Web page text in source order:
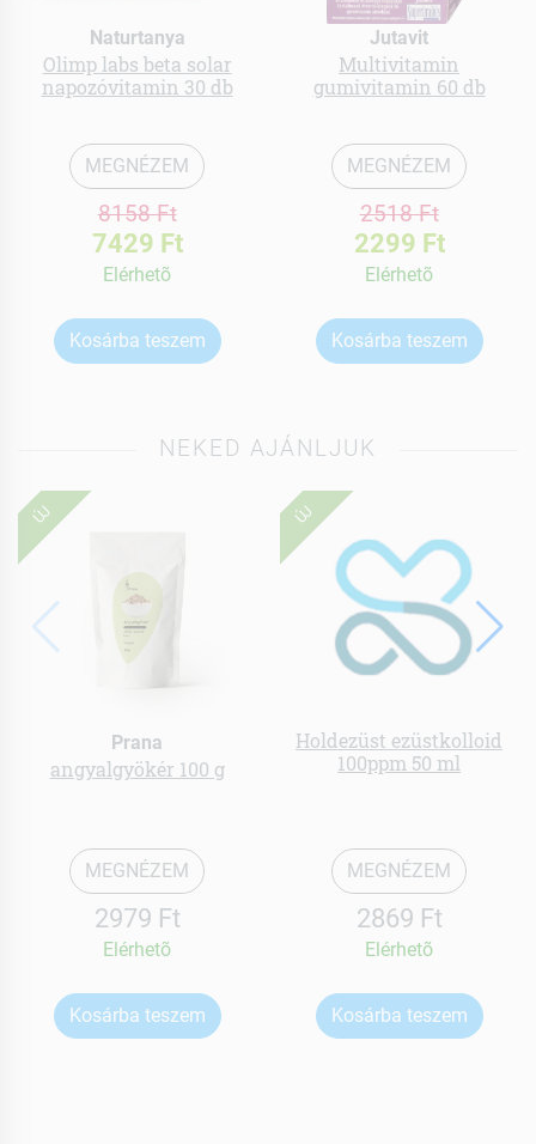
Naturtanya
Olimp labs beta solar
napozóvitamin 30 db
MEGNÉZEM
8158 Ft
7429 Ft
Elérhetõ
Kosárba teszem
Jutavit
Multivitamin
gumivitamin 60 db
MEGNÉZEM
2518 Ft
2299 Ft
Elérhetõ
Kosárba teszem
NEKED AJÁNLJUK
ÚJ
Prana
angyalgyökér 100 g
MEGNÉZEM
2979 Ft
Elérhetõ
Kosárba teszem
ÚJ
Holdezüst ezüstkolloid
100ppm 50 ml
MEGNÉZEM
2869 Ft
Elérhetõ
Kosárba teszem